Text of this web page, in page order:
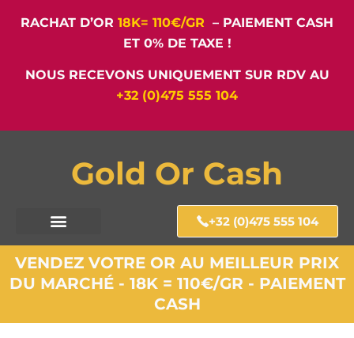
RACHAT D’OR 18K= 110€/GR – PAIEMENT CASH
ET 0% DE TAXE !
NOUS RECEVONS UNIQUEMENT SUR RDV AU
+32 (0)475 555 104
Gold Or Cash
+32 (0)475 555 104
VENDEZ VOTRE OR AU MEILLEUR PRIX
DU MARCHÉ - 18K = 110€/GR - PAIEMENT
CASH